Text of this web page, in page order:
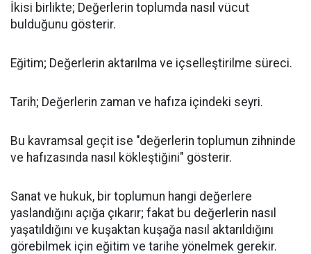
İkisi birlikte; Değerlerin toplumda nasıl vücut
bulduğunu gösterir.
Eğitim; Değerlerin aktarılma ve içselleştirilme süreci.
Tarih; Değerlerin zaman ve hafıza içindeki seyri.
Bu kavramsal geçit ise "değerlerin toplumun zihninde
ve hafızasında nasıl kökleştiğini" gösterir.
Sanat ve hukuk, bir toplumun hangi değerlere
yaslandığını açığa çıkarır; fakat bu değerlerin nasıl
yaşatıldığını ve kuşaktan kuşağa nasıl aktarıldığını
görebilmek için eğitim ve tarihe yönelmek gerekir.